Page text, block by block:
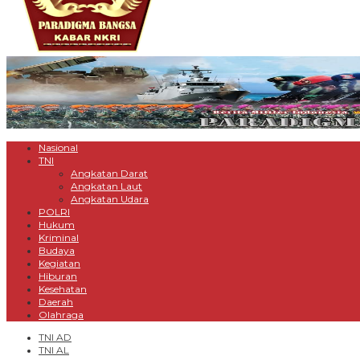
Nasional
TNI
Angkatan Darat
Angkatan Laut
Angkatan Udara
POLRI
Hukum
Kriminal
Budaya
Kegiatan
Hiburan
Kesehatan
Daerah
Olahraga
TNI AD
TNI AL